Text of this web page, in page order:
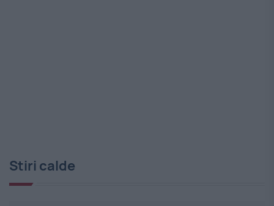
Stiri calde